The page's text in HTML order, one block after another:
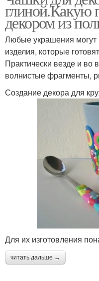
глиной.Какую
декором из
Любые украшения могут
изделия, которые
Практически везде и во
волнистые фрагменты,
Создание декора для
Для их изготовления
читать дальше →